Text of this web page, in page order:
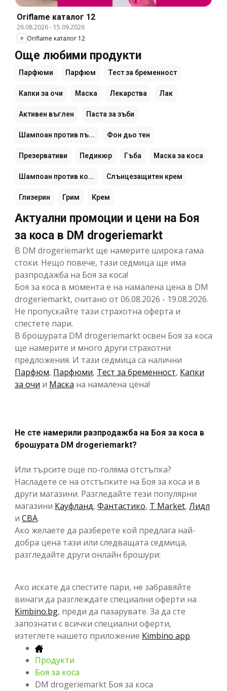
Oriflame каталог 12
26.08.2026- 15.09.2026
Oriflame каталог 12
Още любими продукти
Парфюми Парфюм Тест за бременност
Капки за очи Маска Лекарства Лак
Активен въглен Паста за зъби
Шампоан против пъ... Фон дьо тен
Презервативи Педикюр Гъба Маска за коса
Шампоан против ко... Слънцезащитен крем
Глизерин Грим Крем
Актуални промоции и цени на Боя
за коса в DM drogeriemarkt
В DM drogeriemarkt ще намерите широка гама
стоки. Нещо повече, тази седмица ще има
разпродажба на Боя за коса!
Боя за коса в момента е на намалена цена в DM
drogeriemarkt, считано от 06.08.2026 - 19.08.2026.
Не пропускайте тази страхотна оферта и
спестете пари.
В брошурата DM drogeriemarkt освен Боя за коса
ще намерите и много други страхотни
предложения. И тази седмица са налични
Парфюм, Парфюми, Тест за бременност, Капки
за очи и Маска на намалена цена!
Не сте намерили разпродажба на Боя за коса в
брошурата DM drogeriemarkt?
Или търсите още по-голяма отстъпка?
Насладете се на отстъпките на Боя за коса и в
други магазини. Разгледайте тези популярни
магазини Кауфланд, Фантастико, T Market, Лидл
и CBA.
Ако желаете да разберете кой предлага най-
добра цена тази или следващата седмица,
разгледайте други онлайн брошури:
Ако искате да спестите пари, не забравяйте
винаги да разглеждате специални оферти на
Kimbino.bg, преди да пазарувате. За да сте
запознати с всички специални оферти,
изтеглете нашето приложение Kimbino app.
Продукти
Боя за коса
DM drogeriemarkt Боя за коса